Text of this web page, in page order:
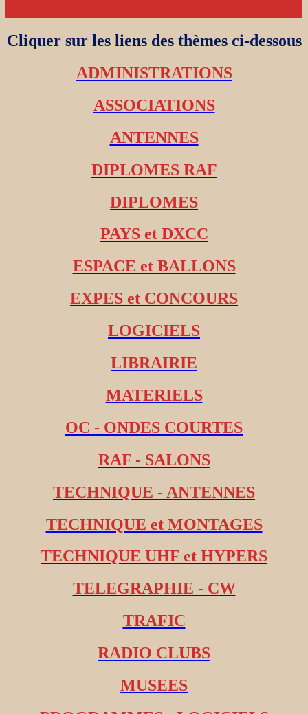
Cliquer sur les liens des thèmes ci-dessous
ADMINISTRATIONS
ASSOCIATIONS
ANTENNES
DIPLOMES RAF
DIPLOMES
PAYS et DXCC
ESPACE et BALLONS
EXPES et CONCOURS
LOGICIELS
LIBRAIRIE
MATERIELS
OC - ONDES COURTES
RAF - SALONS
TECHNIQUE - ANTENNES
TECHNIQUE et MONTAGES
TECHNIQUE UHF et HYPERS
TELEGRAPHIE - CW
TRAFIC
RADIO CLUBS
MUSEES